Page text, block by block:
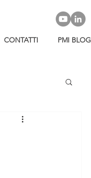
CONTATTI PMI BLOG